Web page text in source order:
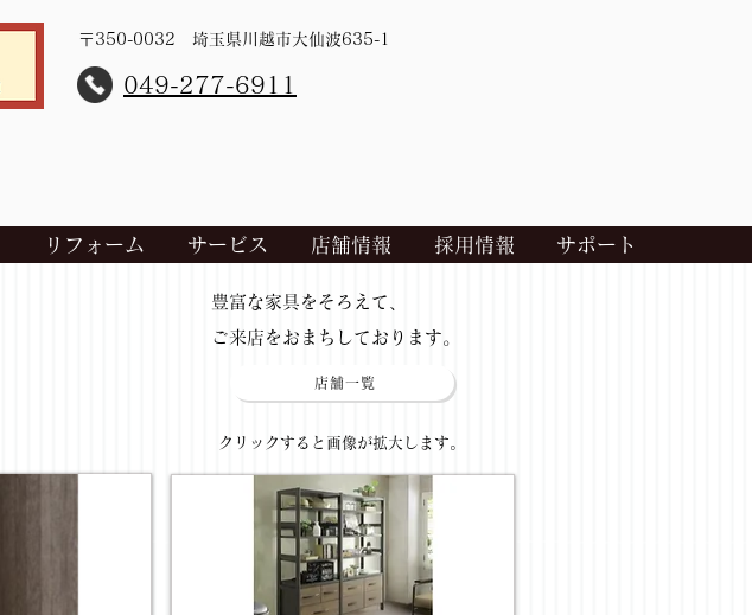
〒350-0032 埼玉県川越市大仙波635-1
​049-277-6911
リフォーム サービス 店舗情報 採用情報 サポート
​豊富な家具をそろえて、
ご来店をおまちしております。
店舗一覧
​クリックすると画像が拡大します。